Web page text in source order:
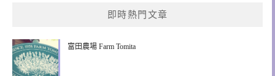
即時熱門文章
富田農場 Farm Tomita